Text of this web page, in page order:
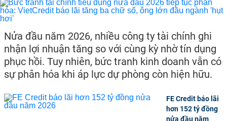
Nửa đầu năm 2026, nhiều công ty tài chính ghi
nhận lợi nhuận tăng so với cùng kỳ nhờ tín dụng
phục hồi. Tuy nhiên, bức tranh kinh doanh vẫn có
sự phân hóa khi áp lực dự phòng còn hiện hữu.
FE Credit báo lãi
hơn 152 tỷ đồng
nửa đầu năm